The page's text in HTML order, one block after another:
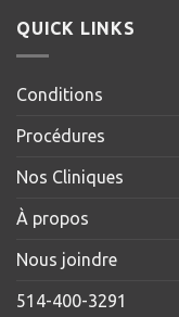
QUICK LINKS
Conditions
Procédures
Nos Cliniques
À propos
Nous joindre
514-400-3291